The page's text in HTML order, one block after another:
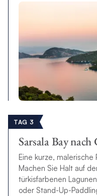
TAG 3
Sarsala Bay nach
Eine kurze,
Machen Sie Halt auf
türkisfarbenen
oder Stand-Up-